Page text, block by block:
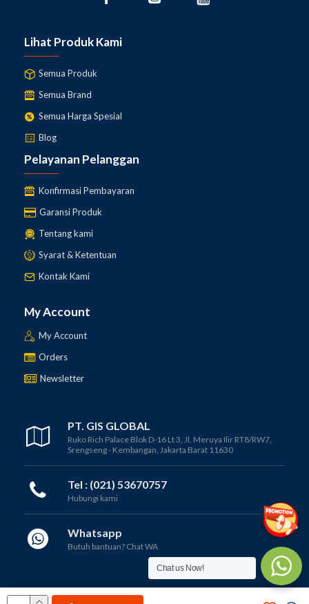
Lihat Produk Kami
Semua Produk
Semua Brand
Semua Harga Spesial
Blog
Pelayanan Pelanggan
Konfirmasi Pembayaran
Garansi Produk
Tentang kami
Syarat & Ketentuan
Kontak Kami
My Account
My Account
Orders
Newsletter
PT. GIS GLOBAL
Ruko Rich Palace Blok D-16 Lt 3, Jl. Meruya Ilir RT8/RW7,
Srengseng - Kembangan, Jakarta Barat 11630
Tel : (021) 53670757
Hubungi kami
Whatsapp
Butuh bantuan? Chat WA
Chat us Now!